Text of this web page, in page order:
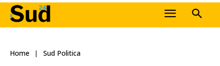
Home Sud Politica